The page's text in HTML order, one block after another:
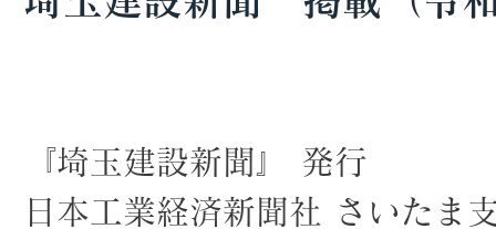
『埼玉建設新聞』 発行
日本工業経済新聞社 さいたま